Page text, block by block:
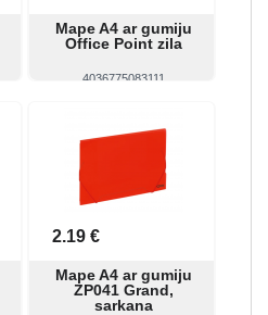
Mape A4 ar gumiju
Office Point zila
4036775083111
2.19 €
Mape A4 ar gumiju
ZP041 Grand,
sarkana